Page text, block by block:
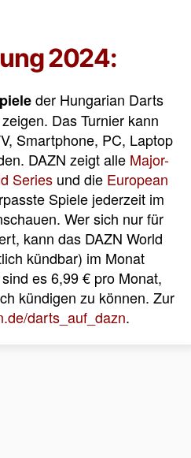
2024:
der Hungarian Darts
Das Turnier kann
Smartphone, PC, Laptop
DAZN zeigt alle Major-
Series und die European
Spiele jederzeit im
Wer sich nur für
kann das DAZN World
kündbar) im Monat
es 6,99 € pro Monat,
kündigen zu können. Zur
darts_auf_dazn.